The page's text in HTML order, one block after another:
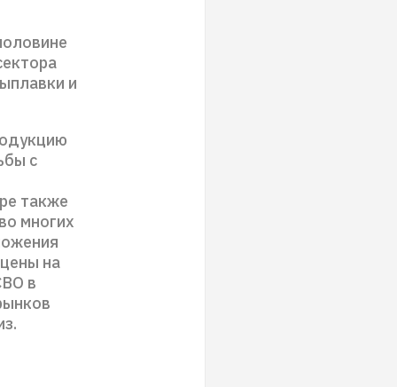
и
с
также
многих
на
в